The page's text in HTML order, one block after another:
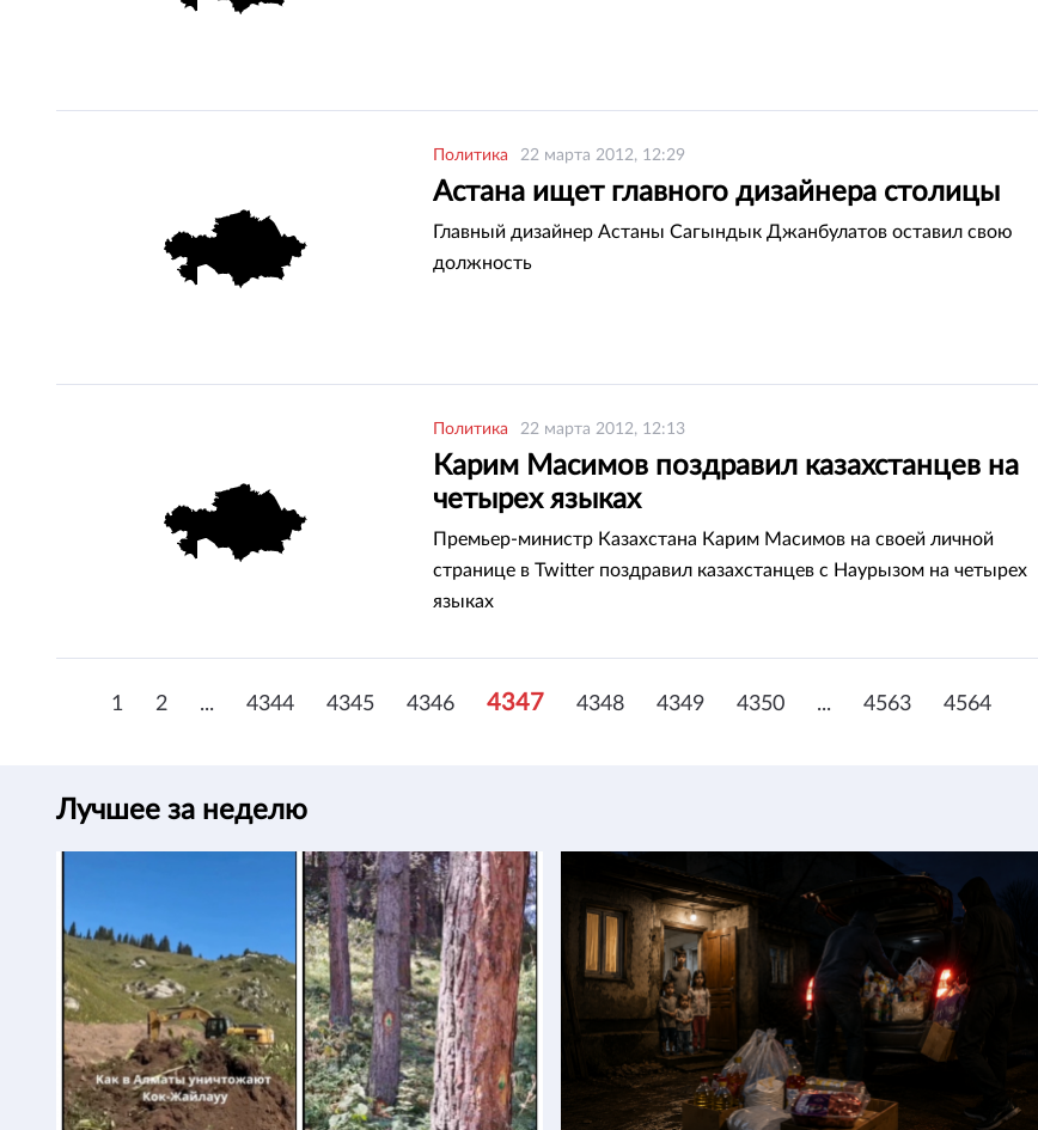
Политика 22 марта 2012, 12:29
Астана ищет главного дизайнера столицы
Главный дизайнер Астаны Сагындык Джанбулатов оставил свою
должность
Политика 22 марта 2012, 12:13
Карим Масимов поздравил казахстанцев на
четырех языках
Премьер-министр Казахстана Карим Масимов на своей личной
странице в Twitter поздравил казахстанцев с Наурызом на четырех
языках
1 2 ... 4344 4345 4346 4347 4348 4349 4350 ... 4563 4564
Лучшее за неделю